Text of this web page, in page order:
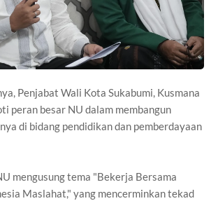
Penjabat Wali Kota Sukabumi, Kusmana
peran besar NU dalam membangun
di bidang pendidikan dan pemberdayaan
mengusung tema "Bekerja Bersama
Maslahat," yang mencerminkan tekad